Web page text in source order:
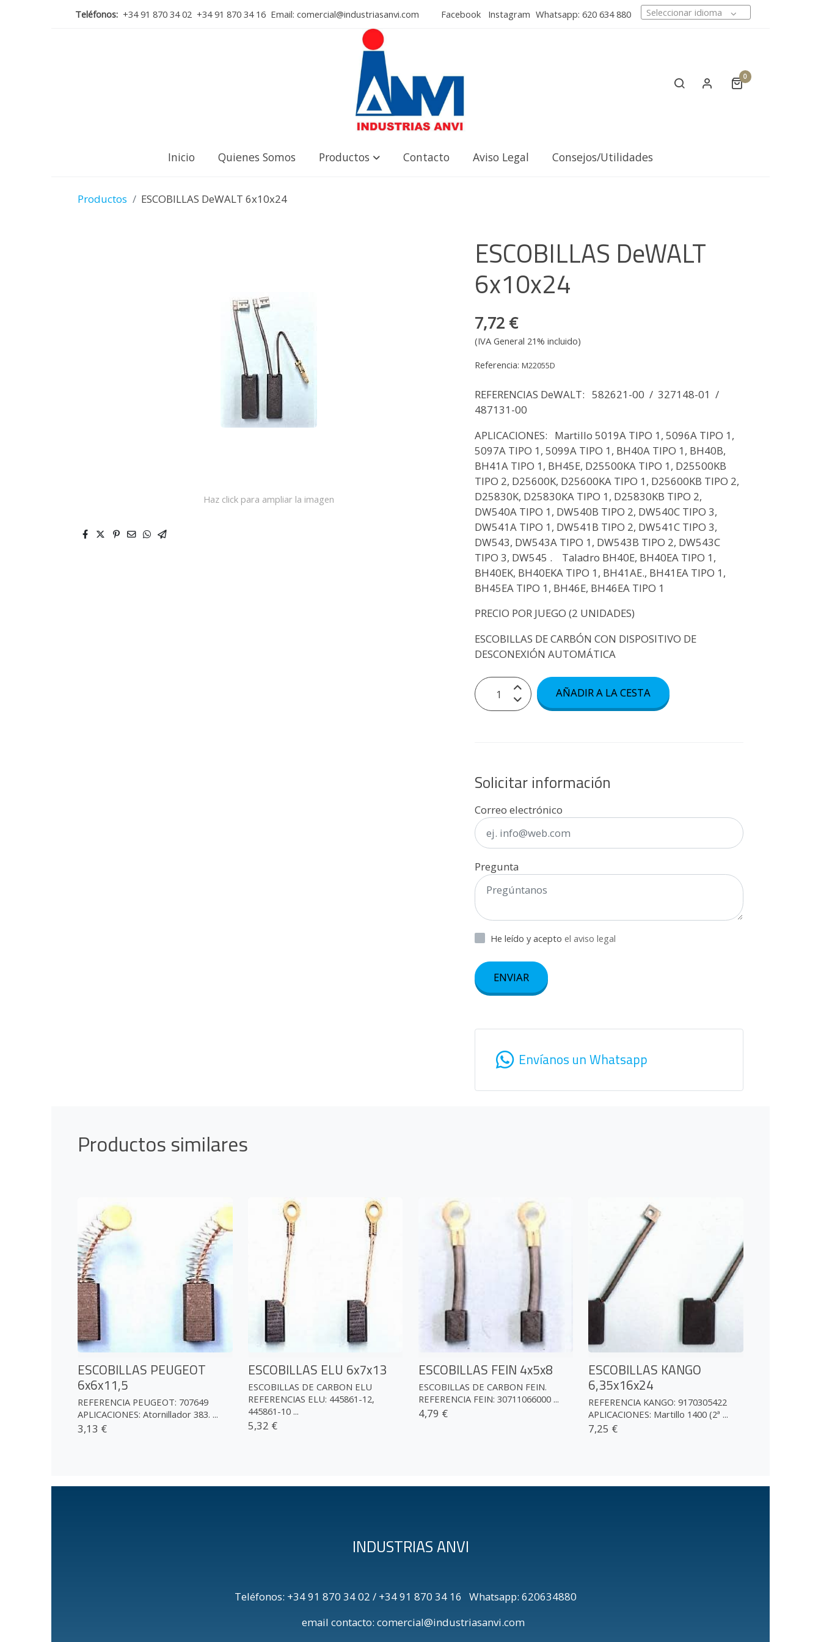
Teléfonos: +34 91 870 34 02 +34 91 870 34 16 Email: comercial@industriasanvi.com Facebook Instagram Whatsapp: 620 634 880 Seleccionar idioma
0
Inicio Quienes Somos Productos Contacto Aviso Legal Consejos/Utilidades
Productos ESCOBILLAS DeWALT 6x10x24
Haz click para ampliar la imagen
ESCOBILLAS DeWALT
6x10x24
7,72 €
(IVA General 21% incluido)
Referencia:M22055D
REFERENCIAS DeWALT: 582621-00 / 327148-01 /
487131-00
APLICACIONES: Martillo 5019A TIPO 1, 5096A TIPO 1,
5097A TIPO 1, 5099A TIPO 1, BH40A TIPO 1, BH40B,
BH41A TIPO 1, BH45E, D25500KA TIPO 1, D25500KB
TIPO 2, D25600K, D25600KA TIPO 1, D25600KB TIPO 2,
D25830K, D25830KA TIPO 1, D25830KB TIPO 2,
DW540A TIPO 1, DW540B TIPO 2, DW540C TIPO 3,
DW541A TIPO 1, DW541B TIPO 2, DW541C TIPO 3,
DW543, DW543A TIPO 1, DW543B TIPO 2, DW543C
TIPO 3, DW545 . Taladro BH40E, BH40EA TIPO 1,
BH40EK, BH40EKA TIPO 1, BH41AE., BH41EA TIPO 1,
BH45EA TIPO 1, BH46E, BH46EA TIPO 1
PRECIO POR JUEGO (2 UNIDADES)
ESCOBILLAS DE CARBÓN CON DISPOSITIVO DE
DESCONEXIÓN AUTOMÁTICA
AÑADIR A LA CESTA
Solicitar información
Correo electrónico
Pregunta
He leído y acepto el aviso legal
ENVIAR
Envíanos un Whatsapp
Productos similares
ESCOBILLAS PEUGEOT
6x6x11,5
REFERENCIA PEUGEOT: 707649
APLICACIONES: Atornillador 383. ...
3,13 €
ESCOBILLAS ELU 6x7x13
ESCOBILLAS DE CARBON ELU
REFERENCIAS ELU: 445861-12,
445861-10 ...
5,32 €
ESCOBILLAS FEIN 4x5x8
ESCOBILLAS DE CARBON FEIN.
REFERENCIA FEIN: 30711066000 ...
4,79 €
ESCOBILLAS KANGO
6,35x16x24
REFERENCIA KANGO: 9170305422
APLICACIONES: Martillo 1400 (2ª ...
7,25 €
INDUSTRIAS ANVI
Teléfonos: +34 91 870 34 02 / +34 91 870 34 16 Whatsapp: 620634880
email contacto: comercial@industriasanvi.com